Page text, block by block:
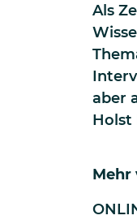
Als
aber
Holst
Mehr